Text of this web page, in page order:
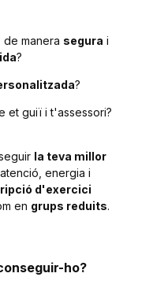
de manera segura i
?
?
et guiï i t'assessori?
la teva millor
energia i
d'exercici
en grups reduits.
ho?